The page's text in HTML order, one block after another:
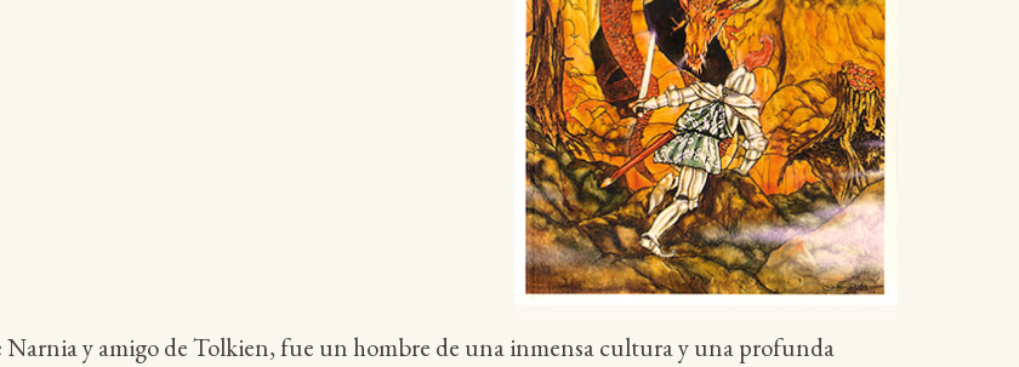
Narnia y amigo de Tolkien, fue un hombre de una inmensa cultura y una profunda